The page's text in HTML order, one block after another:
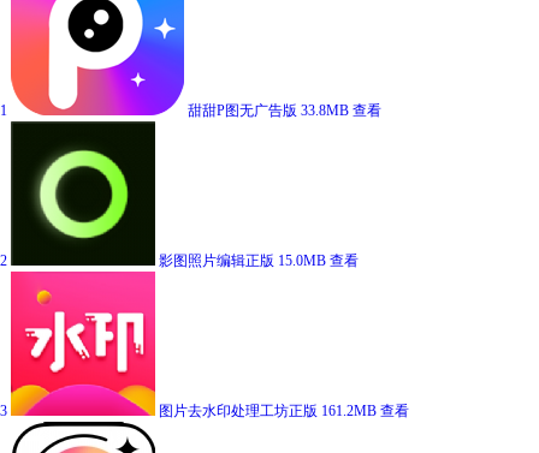
1 甜甜P图无广告版 33.8MB 查看
2 影图照片编辑正版 15.0MB 查看
3 图片去水印处理工坊正版 161.2MB 查看